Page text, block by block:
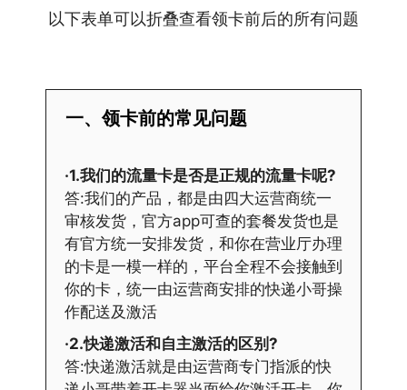
以下表单可以折叠查看领卡前后的所有问题
一、领卡前的常见问题
·1.我们的流量卡是否是正规的流量卡呢?
答:我们的产品，都是由四大运营商统一
审核发货，官方app可查的套餐发货也是
有官方统一安排发货，和你在营业厅办理
的卡是一模一样的，平台全程不会接触到
你的卡，统一由运营商安排的快递小哥操
作配送及激活
·2.快递激活和自主激活的区别?
答:快递激活就是由运营商专门指派的快